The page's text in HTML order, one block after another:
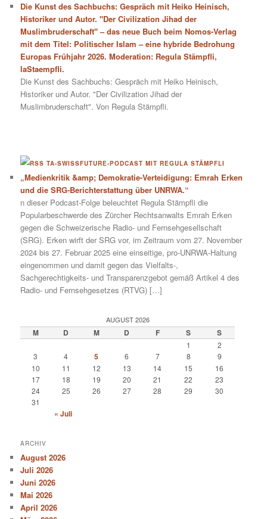
Die Kunst des Sachbuchs: Gespräch mit Heiko Heinisch,
Historiker und Autor. "Der Civilization Jihad der
Muslimbruderschaft" – das neue Buch beim Nomos-Verlag
mit dem Titel: Politischer Islam – eine hybride Bedrohung
Europas Frühjahr 2026. Moderation: Regula Stämpfli,
laStaempfli.
Die Kunst des Sachbuchs: Gespräch mit Heiko Heinisch,
Historiker und Autor. "Der Civilization Jihad der
Muslimbruderschaft". Von Regula Stämpfli.
TA-SWISSFUTURE-PODCAST MIT REGULA STÄMPFLI
„Medienkritik &amp; Demokratie-Verteidigung: Emrah Erken
und die SRG-Berichterstattung über UNRWA.“
n dieser Podcast-Folge beleuchtet Regula Stämpfli die
Popularbeschwerde des Zürcher Rechtsanwalts Emrah Erken
gegen die Schweizerische Radio- und Fernsehgesellschaft
(SRG). Erken wirft der SRG vor, im Zeitraum vom 27. November
2024 bis 27. Februar 2025 eine einseitige, pro-UNRWA-Haltung
eingenommen und damit gegen das Vielfalts-,
Sachgerechtigkeits- und Transparenzgebot gemäß Artikel 4 des
Radio- und Fernsehgesetzes (RTVG) […]
AUGUST 2026
M D M D F S S
1
2
3
4 5 6 7 8
9
10
11 12 13 14 15
16
17
18 19 20 21 22
23
24
25 26 27 28 29
30
31
« Juli
ARCHIV
August 2026
Juli 2026
Juni 2026
Mai 2026
April 2026